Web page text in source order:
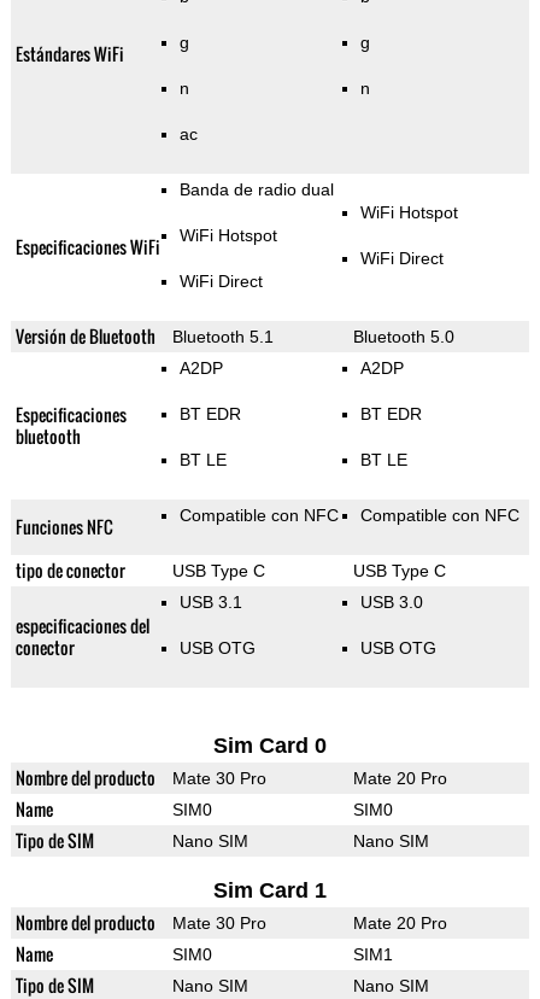
Estándares WiFi g
n
ac
g
n
Especificaciones WiFi
Banda de radio dual
WiFi Hotspot
WiFi Direct
WiFi Hotspot
WiFi Direct
Versión de Bluetooth Bluetooth 5.1 Bluetooth 5.0
Especificaciones
bluetooth
A2DP
BT EDR
BT LE
A2DP
BT EDR
BT LE
Funciones NFC Compatible con NFC Compatible con NFC
tipo de conector USB Type C USB Type C
especificaciones del
conector
USB 3.1
USB OTG
USB 3.0
USB OTG
Sim Card 0
Nombre del producto Mate 30 Pro Mate 20 Pro
Name SIM0 SIM0
Tipo de SIM Nano SIM Nano SIM
Sim Card 1
Nombre del producto Mate 30 Pro Mate 20 Pro
Name SIM0 SIM1
Tipo de SIM Nano SIM Nano SIM